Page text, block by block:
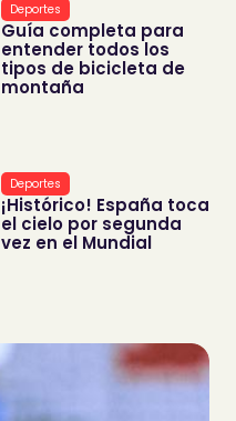
Deportes
Guía completa para
entender todos los
tipos de bicicleta de
montaña
Deportes
¡Histórico! España toca
el cielo por segunda
vez en el Mundial